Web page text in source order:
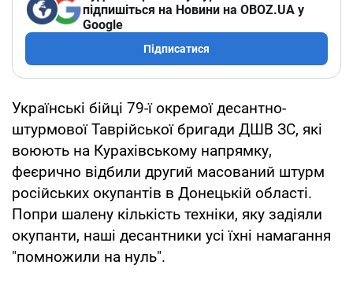
підпишіться на Новини на OBOZ.UA у
Google
Підписатися
Українські бійці 79-ї окремої десантно-
штурмової Таврійської бригади ДШВ ЗС, які
воюють на Курахівському напрямку,
феєрично відбили другий масований штурм
російських окупантів в Донецькій області.
Попри шалену кількість техніки, яку задіяли
окупанти, наші десантники усі їхні намагання
"помножили на нуль".